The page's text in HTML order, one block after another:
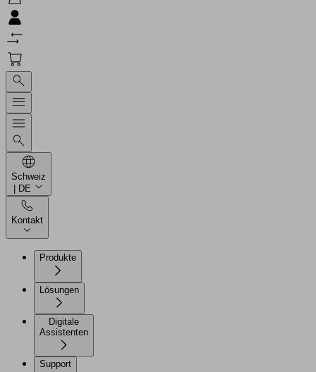
Schweiz
| DE
Kontakt
Produkte
Lösungen
Digitale
Assistenten
Support